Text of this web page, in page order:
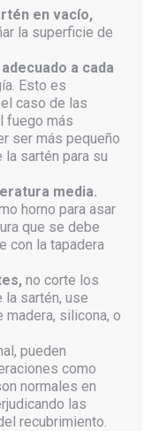
en vacío,
la superficie de
a cada
Esto es
caso de las
fuego más
ser más pequeño
sartén para su
media.
horno para asar
que se debe
con la tapadera
no corte los
sartén, use
silicona, o
pueden
como
normales en
las
recubrimiento.